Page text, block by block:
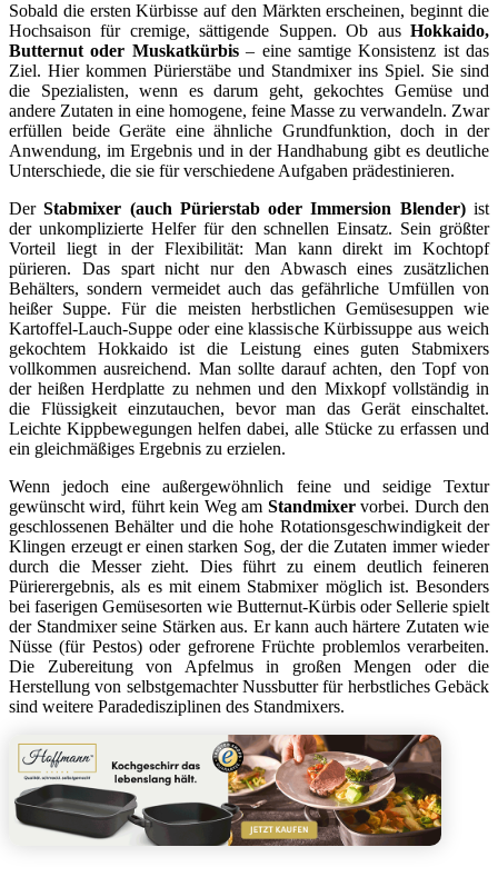
Sobald die ersten Kürbisse auf den Märkten erscheinen, beginnt die
Hochsaison für cremige, sättigende Suppen. Ob aus Hokkaido,
Butternut oder Muskatkürbis– eine samtige Konsistenz ist das
Ziel. Hier kommen Pürierstäbe und Standmixer ins Spiel. Sie sind
die Spezialisten, wenn es darum geht, gekochtes Gemüse und
andere Zutaten in eine homogene, feine Masse zu verwandeln. Zwar
erfüllen beide Geräte eine ähnliche Grundfunktion, doch in der
Anwendung, im Ergebnis und in der Handhabung gibt es deutliche
Unterschiede, die sie für verschiedene Aufgaben prädestinieren.
DerStabmixer (auch Pürierstab oder Immersion Blender)ist
der unkomplizierte Helfer für den schnellen Einsatz. Sein größter
Vorteil liegt in der Flexibilität: Man kann direkt im Kochtopf
pürieren. Das spart nicht nur den Abwasch eines zusätzlichen
Behälters, sondern vermeidet auch das gefährliche Umfüllen von
heißer Suppe. Für die meisten herbstlichen Gemüsesuppen wie
Kartoffel-Lauch-Suppe oder eine klassische Kürbissuppe aus weich
gekochtem Hokkaido ist die Leistung eines guten Stabmixers
vollkommen ausreichend. Man sollte darauf achten, den Topf von
der heißen Herdplatte zu nehmen und den Mixkopf vollständig in
die Flüssigkeit einzutauchen, bevor man das Gerät einschaltet.
Leichte Kippbewegungen helfen dabei, alle Stücke zu erfassen und
ein gleichmäßiges Ergebnis zu erzielen.
Wenn jedoch eine außergewöhnlich feine und seidige Textur
gewünscht wird, führt kein Weg am Standmixervorbei. Durch den
geschlossenen Behälter und die hohe Rotationsgeschwindigkeit der
Klingen erzeugt er einen starken Sog, der die Zutaten immer wieder
durch die Messer zieht. Dies führt zu einem deutlich feineren
Pürierergebnis, als es mit einem Stabmixer möglich ist. Besonders
bei faserigen Gemüsesorten wie Butternut-Kürbis oder Sellerie spielt
der Standmixer seine Stärken aus. Er kann auch härtere Zutaten wie
Nüsse (für Pestos) oder gefrorene Früchte problemlos verarbeiten.
Die Zubereitung von Apfelmus in großen Mengen oder die
Herstellung von selbstgemachter Nussbutter für herbstliches Gebäck
sind weitere Paradedisziplinen des Standmixers.